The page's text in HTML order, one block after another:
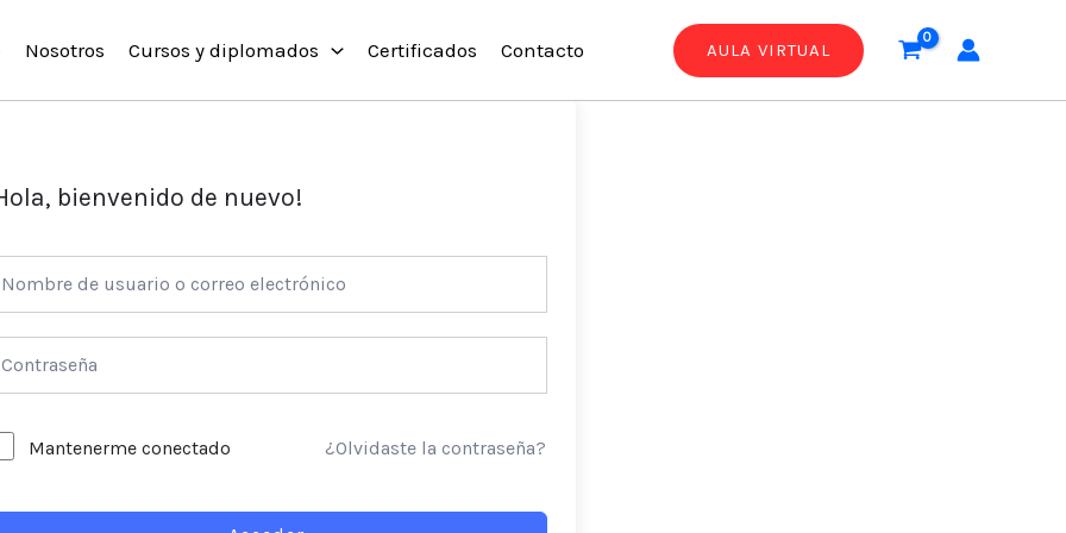
Nosotros Cursos y diplomados Certificados Contacto AULA VIRTUAL
bienvenido de nuevo!
Mantenerme conectado ¿Olvidaste la contraseña?